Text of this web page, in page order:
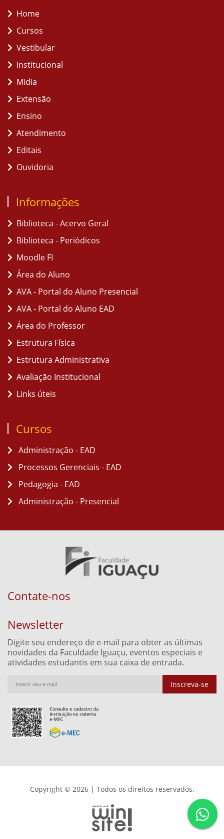
Home
Cursos
Vestibular
Institucional
Midia
Extensão
Ensino
Atendimento
Editais
Ouvidoria
Informações
Biblioteca - Acervo Geral
Biblioteca - Periódicos
Moodle FI
Área do Aluno
AVA - Portal do Aluno Presencial
AVA - Portal do Aluno EAD
Área do Professor
Estrutura Física
Estrutura Administrativa
Avaliação Institucional
Links úteis
Cursos
Administração - EAD
Processos Gerenciais - EAD
Pedagogia - EAD
Administração - Presencial
Contate-nos
Newsletter
Digite seu endereço de e-mail para obter as últimas
novidades da Faculdade Iguaçu, eventos especiais e
atividades estudantis em sua caixa de entrada.
Inscreva-se
Copyright © 2026 | Todos os direitos reservados.